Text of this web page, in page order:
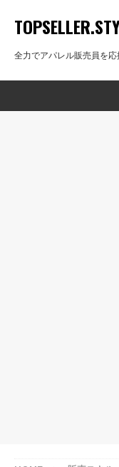
全力でアパレル販売員を